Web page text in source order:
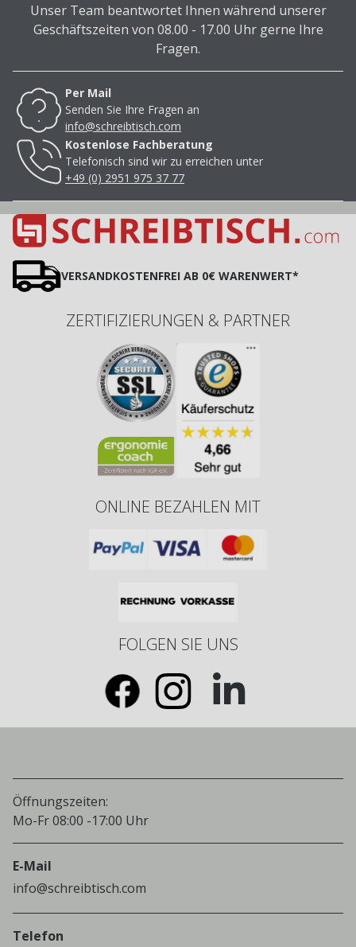
Unser Team beantwortet Ihnen während unserer
Geschäftszeiten von 08.00 - 17.00 Uhr gerne Ihre
Fragen.
Per Mail
Senden Sie Ihre Fragen an
info@schreibtisch.com
Kostenlose Fachberatung
Telefonisch sind wir zu erreichen unter
+49 (0) 2951 975 37 77
VERSANDKOSTENFREI AB 0€ WARENWERT*
ZERTIFIZIERUNGEN & PARTNER
ONLINE BEZAHLEN MIT
FOLGEN SIE UNS
Öffnungszeiten:
Mo-Fr 08:00 -17:00 Uhr
E-Mail
info@schreibtisch.com
Telefon